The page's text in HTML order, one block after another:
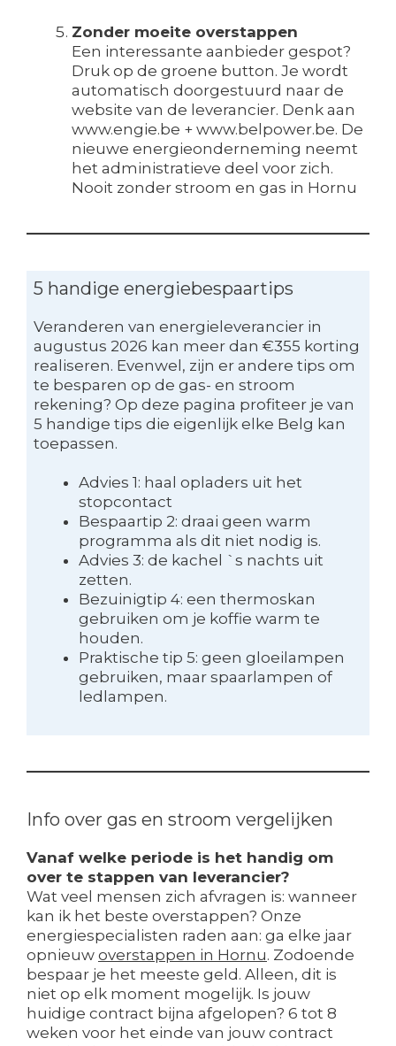
Zonder moeite overstappen
Een interessante aanbieder gespot?
Druk op de groene button. Je wordt
automatisch doorgestuurd naar de
website van de leverancier. Denk aan
www.engie.be + www.belpower.be. De
nieuwe energieonderneming neemt
het administratieve deel voor zich.
Nooit zonder stroom en gas in Hornu
5 handige energiebespaartips
Veranderen van energieleverancier in
augustus 2026 kan meer dan €355 korting
realiseren. Evenwel, zijn er andere tips om
te besparen op de gas- en stroom
rekening? Op deze pagina profiteer je van
5 handige tips die eigenlijk elke Belg kan
toepassen.
Advies 1: haal opladers uit het
stopcontact
Bespaartip 2: draai geen warm
programma als dit niet nodig is.
Advies 3: de kachel `s nachts uit
zetten.
Bezuinigtip 4: een thermoskan
gebruiken om je koffie warm te
houden.
Praktische tip 5: geen gloeilampen
gebruiken, maar spaarlampen of
ledlampen.
Info over gas en stroom vergelijken
Vanaf welke periode is het handig om
over te stappen van leverancier?
Wat veel mensen zich afvragen is: wanneer
kan ik het beste overstappen? Onze
energiespecialisten raden aan: ga elke jaar
opnieuw overstappen in Hornu. Zodoende
bespaar je het meeste geld. Alleen, dit is
niet op elk moment mogelijk. Is jouw
huidige contract bijna afgelopen? 6 tot 8
weken voor het einde van jouw contract